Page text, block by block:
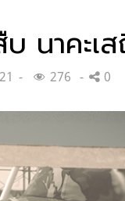
นาคะเ
276 0